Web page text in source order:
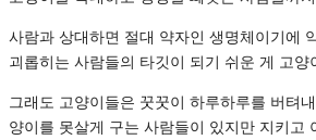
사람과 상대하면 절대 약자인 생명체이기에
괴롭히는 사람들의 타깃이 되기 쉬운 게 고양
그래도 고양이들은 꿋꿋이 하루하루를 버텨
양이를 못살게 구는 사람들이 있지만 지키고